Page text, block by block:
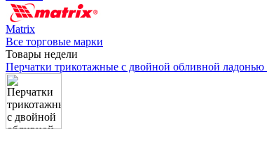
Matrix
Все торговые марки
Товары недели
Перчатки трикотажные с двойной обливной ладонью